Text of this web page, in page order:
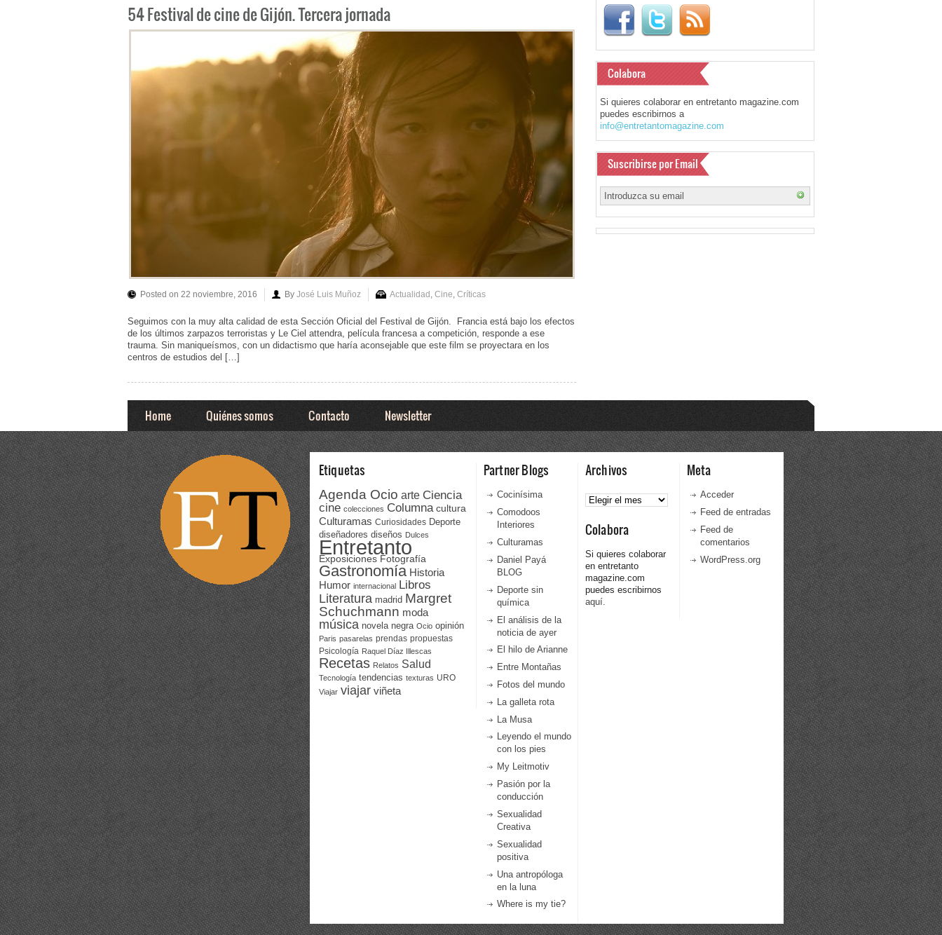
54 Festival de cine de Gijón. Tercera jornada
Posted on 22 noviembre, 2016 By José Luis Muñoz Actualidad Cine Críticas
Seguimos con la muy alta calidad de esta Sección Oficial del Festival de Gijón. Francia está bajo los efectos
de los últimos zarpazos terroristas y Le Ciel attendra, película francesa a competición, responde a ese
trauma. Sin maniqueísmos, con un didactismo que haría aconsejable que este film se proyectara en los
centros de estudios del […]
Colabora
Si quieres colaborar en entretanto magazine.com
puedes escribirnos a
info@entretantomagazine.com
Suscribirse por Email
Home Quiénes somos Contacto Newsletter
Etiquetas
Agenda Ocio arte Ciencia
cine colecciones Columna cultura
Culturamas Curiosidades Deporte
diseñadores diseños Dulces
Entretanto
Exposiciones Fotografía
Gastronomía Historia
Humor internacional Libros
Literatura madrid Margret
Schuchmann moda
música novela negra Ocio opinión
Paris pasarelas prendas propuestas
Psicología Raquel Díaz Illescas
Recetas Relatos Salud
Tecnología tendencias texturas URO
Viajar viajar viñeta
Partner Blogs
Cocinísima
Comodoos
Interiores
Culturamas
Daniel Payá
BLOG
Deporte sin
química
El análisis de la
noticia de ayer
El hilo de Arianne
Entre Montañas
Fotos del mundo
La galleta rota
La Musa
Leyendo el mundo
con los pies
My Leitmotiv
Pasión por la
conducción
Sexualidad
Creativa
Sexualidad
positiva
Una antropóloga
en la luna
Where is my tie?
Archivos
Archivos
Colabora
Si quieres colaborar
en entretanto
magazine.com
puedes escribirnos
aquí.
Meta
Acceder
Feed de entradas
Feed de
comentarios
WordPress.org